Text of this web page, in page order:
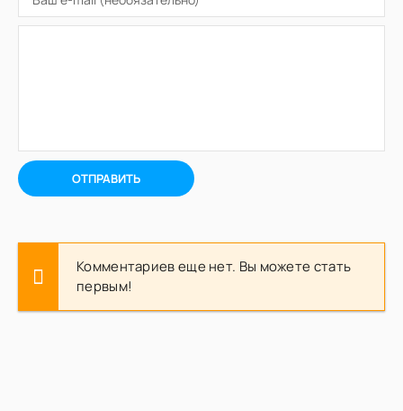
ОТПРАВИТЬ
Комментариев еще нет. Вы можете стать
первым!